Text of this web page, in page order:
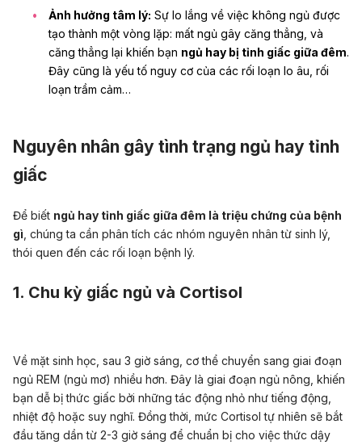
Ảnh hưởng tâm lý: Sự lo lắng về việc không ngủ được
tạo thành một vòng lặp: mất ngủ gây căng thẳng, và
căng thẳng lại khiến bạn ngủ hay bị tỉnh giấc giữa đêm.
Đây cũng là yếu tố nguy cơ của các rối loạn lo âu, rối
loạn trầm cảm…
Nguyên nhân gây tình trạng ngủ hay tỉnh
giấc
Để biết ngủ hay tỉnh giấc giữa đêm là triệu chứng của bệnh
gì , chúng ta cần phân tích các nhóm nguyên nhân từ sinh lý,
thói quen đến các rối loạn bệnh lý.
1. Chu kỳ giấc ngủ và Cortisol
Về mặt sinh học, sau 3 giờ sáng, cơ thể chuyển sang giai đoạn
ngủ REM (ngủ mơ) nhiều hơn. Đây là giai đoạn ngủ nông, khiến
bạn dễ bị thức giấc bởi những tác động nhỏ như tiếng động,
nhiệt độ hoặc suy nghĩ. Đồng thời, mức Cortisol tự nhiên sẽ bắt
đầu tăng dần từ 2-3 giờ sáng để chuẩn bị cho việc thức dậy